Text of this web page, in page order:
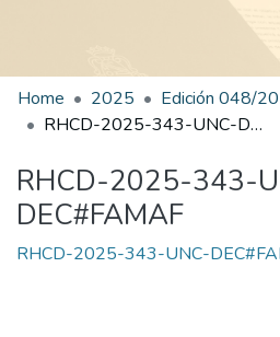
Home 2025
RHCD-2025-343-UNC-DEC#FAMAF
RHCD-2025-343-
DEC#FAMAF
RHCD-2025-343-UNC-